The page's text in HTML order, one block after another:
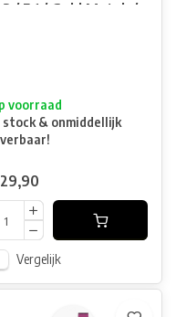
/ 5.1 / Gold Match /
voorraad
stock & onmiddellijk
Vergelijk